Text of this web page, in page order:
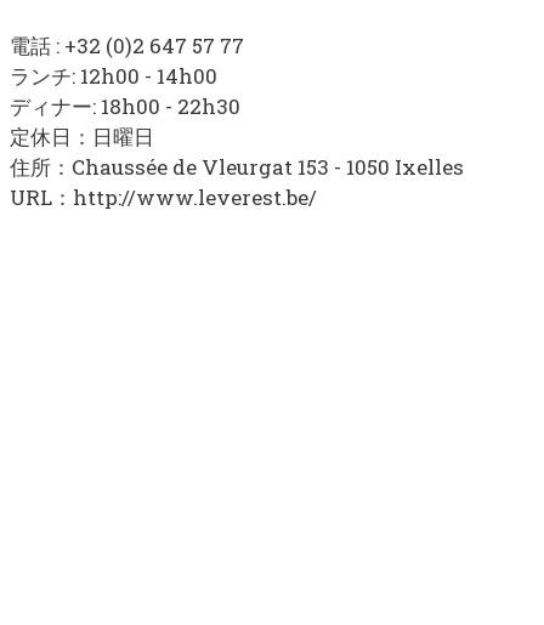
電話 : +32 (0)2 647 57 77
ランチ: 12h00 - 14h00
ディナー: 18h00 - 22h30
定休日：日曜日
住所： Chaussée de Vleurgat 153 - 1050 Ixelles
URL：http://www.leverest.be/